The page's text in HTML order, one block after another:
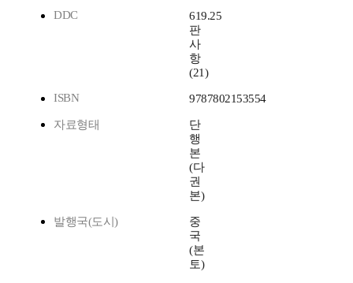
DDC
619.25
판
사
항
(21)
ISBN
9787802153554
자료형태
단
행
본
(다
권
본)
발행국(도시)
중
국
(본
토)